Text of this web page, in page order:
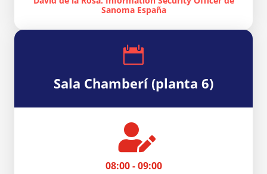
Sanoma España

Sala Chamberí (planta 6)

08:00 - 09:00